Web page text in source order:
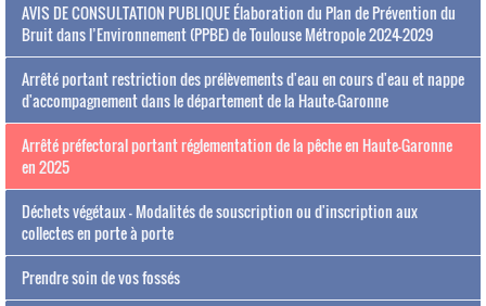
AVIS DE CONSULTATION PUBLIQUE Élaboration du Plan de Prévention du
Bruit dans l’Environnement (PPBE) de Toulouse Métropole 2024-2029
Arrêté portant restriction des prélèvements d'eau en cours d'eau et nappe
d'accompagnement dans le département de la Haute-Garonne
Arrêté préfectoral portant réglementation de la pêche en Haute-Garonne
en 2025
Déchets végétaux - Modalités de souscription ou d'inscription aux
collectes en porte à porte
Prendre soin de vos fossés